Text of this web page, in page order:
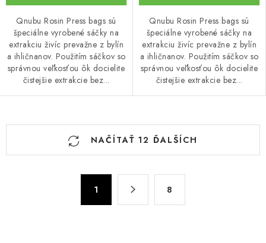
Qnubu Rosin Press bags sú
špeciálne vyrobené sáčky na
extrakciu živíc prevažne z bylín
a ihličnanov. Použitím sáčkov so
správnou veľkosťou ôk docielite
čistejšie extrakcie bez...
Qnubu Rosin Press bags sú
špeciálne vyrobené sáčky na
extrakciu živíc prevažne z bylín
a ihličnanov. Použitím sáčkov so
správnou veľkosťou ôk docielite
čistejšie extrakcie bez...
O
NAČÍTAŤ 12 ĎALŠÍCH
1 8